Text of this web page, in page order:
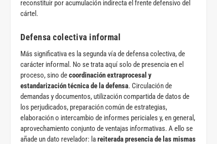
reconstituir por acumulación indirecta el frente defensivo del
cártel.
Defensa colectiva informal
Más significativa es la segunda vía de defensa colectiva, de
carácter informal. No se trata aquí solo de presencia en el
proceso, sino decoordinación extraprocesal y
estandarización técnica de la defensa. Circulación de
demandas y documentos, utilización compartida de datos de
los perjudicados, preparación común de estrategias,
elaboración o intercambio de informes periciales y, en general,
aprovechamiento conjunto de ventajas informativas. A ello se
añade un dato revelador: lareiterada presencia de las mismas